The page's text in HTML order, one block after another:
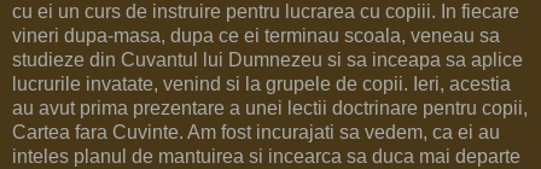
cu ei un curs de instruire pentru lucrarea cu copiii. In fiecare
vineri dupa-masa, dupa ce ei terminau scoala, veneau sa
studieze din Cuvantul lui Dumnezeu si sa inceapa sa aplice
lucrurile invatate, venind si la grupele de copii. Ieri, acestia
au avut prima prezentare a unei lectii doctrinare pentru copii,
Cartea fara Cuvinte. Am fost incurajati sa vedem, ca ei au
inteles planul de mantuirea si incearca sa duca mai departe